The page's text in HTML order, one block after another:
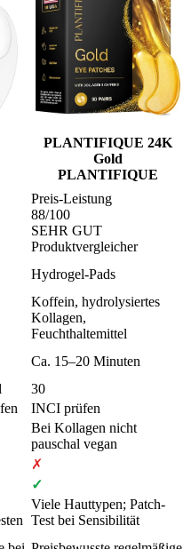
PLANTIFIQUE 24K
Gold
PLANTIFIQUE
Preis-Leistung
88/100
SEHR GUT
Produktvergleicher
Hydrogel-Pads
Koffein, hydrolysiertes
Kollagen,
Feuchthaltemittel
Ca. 15–20 Minuten
30
INCI prüfen
Bei Kollagen nicht
pauschal vegan
✗
✓
Viele Hauttypen; Patch-
Test bei Sensibilität